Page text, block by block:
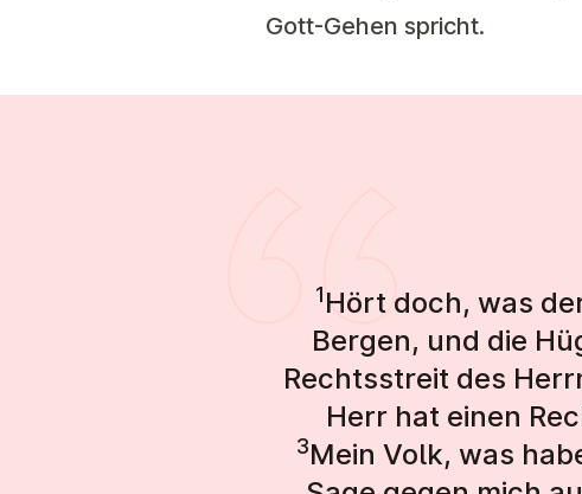
Gott-Gehen spricht.
1Hört doch, was
Bergen, und die
Rechtsstreit des
Herr hat einen
3Mein Volk, was